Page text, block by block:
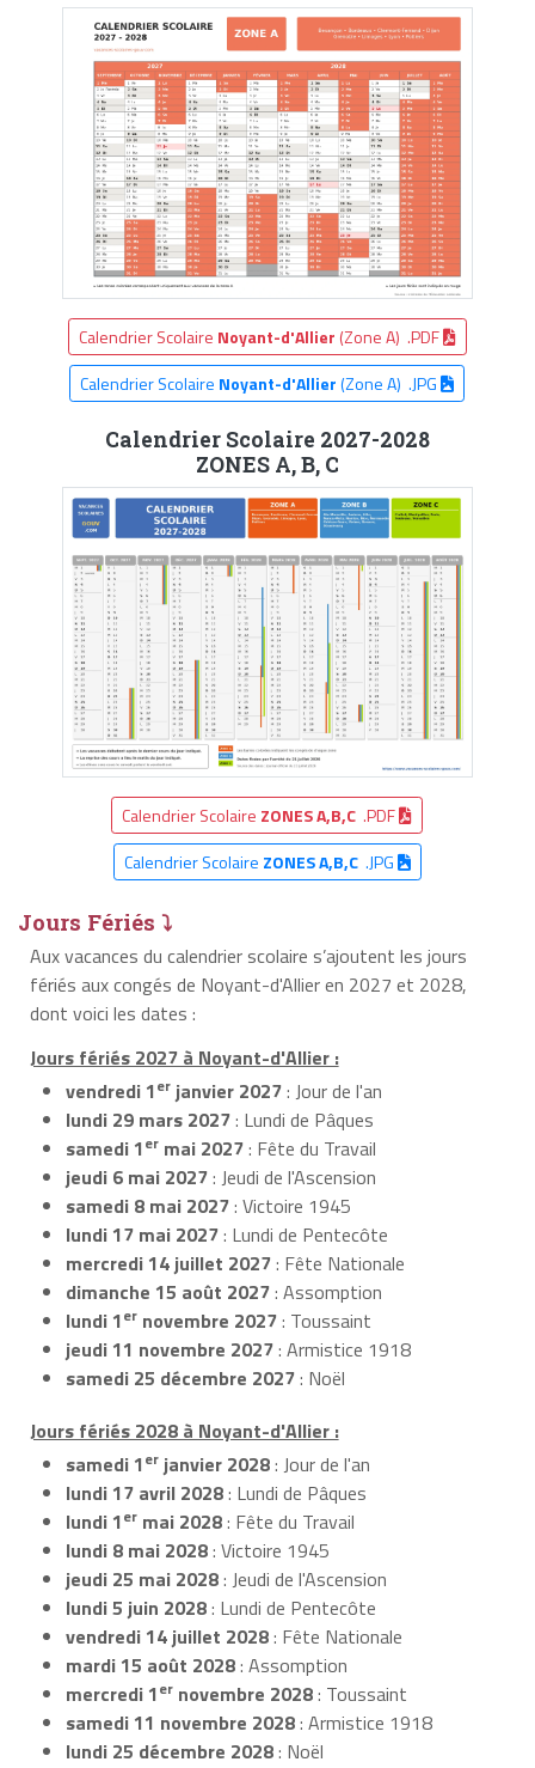
Calendrier Scolaire Noyant-d'Allier (Zone A) .PDF
Calendrier Scolaire Noyant-d'Allier(Zone A) .JPG
Calendrier Scolaire 2027-2028
ZONES A, B, C
Calendrier Scolaire ZONES A,B,C .PDF
Calendrier Scolaire ZONES A,B,C.JPG
Jours Fériés ⤵
Aux vacances du calendrier scolaire s’ajoutent les jours
fériés aux congés de Noyant-d'Allier en 2027 et 2028,
dont voici les dates :
Jours fériés 2027 à Noyant-d'Allier :
vendredi 1er janvier 2027: Jour de l'an
lundi 29 mars 2027: Lundi de Pâques
samedi 1er mai 2027: Fête du Travail
jeudi 6 mai 2027: Jeudi de l'Ascension
samedi 8 mai 2027: Victoire 1945
lundi 17 mai 2027: Lundi de Pentecôte
mercredi 14 juillet 2027: Fête Nationale
dimanche 15 août 2027: Assomption
lundi 1er novembre 2027: Toussaint
jeudi 11 novembre 2027: Armistice 1918
samedi 25 décembre 2027: Noël
Jours fériés 2028 à Noyant-d'Allier :
samedi 1er janvier 2028: Jour de l'an
lundi 17 avril 2028: Lundi de Pâques
lundi 1er mai 2028: Fête du Travail
lundi 8 mai 2028: Victoire 1945
jeudi 25 mai 2028: Jeudi de l'Ascension
lundi 5 juin 2028: Lundi de Pentecôte
vendredi 14 juillet 2028: Fête Nationale
mardi 15 août 2028: Assomption
mercredi 1er novembre 2028: Toussaint
samedi 11 novembre 2028: Armistice 1918
lundi 25 décembre 2028: Noël